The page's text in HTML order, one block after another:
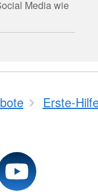
Media wie
Erste-